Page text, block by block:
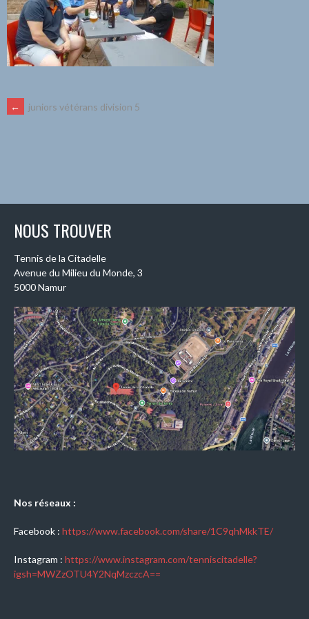
NAVIGATION
← juniors vétérans division 5
NOUS TROUVER
Tennis de la Citadelle
Avenue du Milieu du Monde, 3
5000 Namur
Nos réseaux :
Facebook : https://www.facebook.com/share/1C9qhMkkTE/
Instagram : https://www.instagram.com/tenniscitadelle?
igsh=MWZzOTU4Y2NqMzczcA==